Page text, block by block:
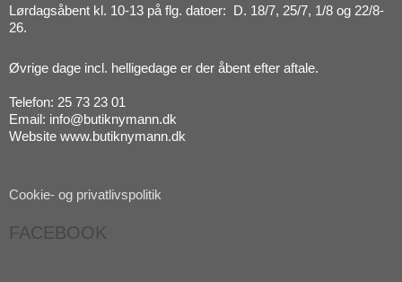
Lørdagsåbent kl. 10-13 på flg. datoer: D. 18/7, 25/7, 1/8 og 22/8-
26.
Øvrige dage incl. helligedage er der åbent efter aftale.
Telefon: 25 73 23 01
Email: info@butiknymann.dk
Website www.butiknymann.dk
Cookie- og privatlivspolitik
FACEBOOK